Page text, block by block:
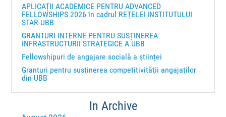
APLICAȚII ACADEMICE PENTRU ADVANCED
FELLOWSHIPS 2026 în cadrul REȚELEI INSTITUTULUI
STAR-UBB
GRANTURI INTERNE PENTRU SUSȚINEREA
INFRASTRUCTURII STRATEGICE A UBB
Fellowshipuri de angajare socială a științei
Granturi pentru susţinerea competitivităţii angajaţilor
din UBB
In Archive